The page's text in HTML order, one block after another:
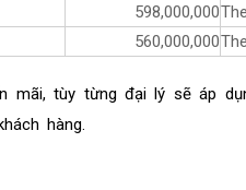
598,000,000
560,000,000
mãi, tùy từng đại lý sẽ áp
hàng.